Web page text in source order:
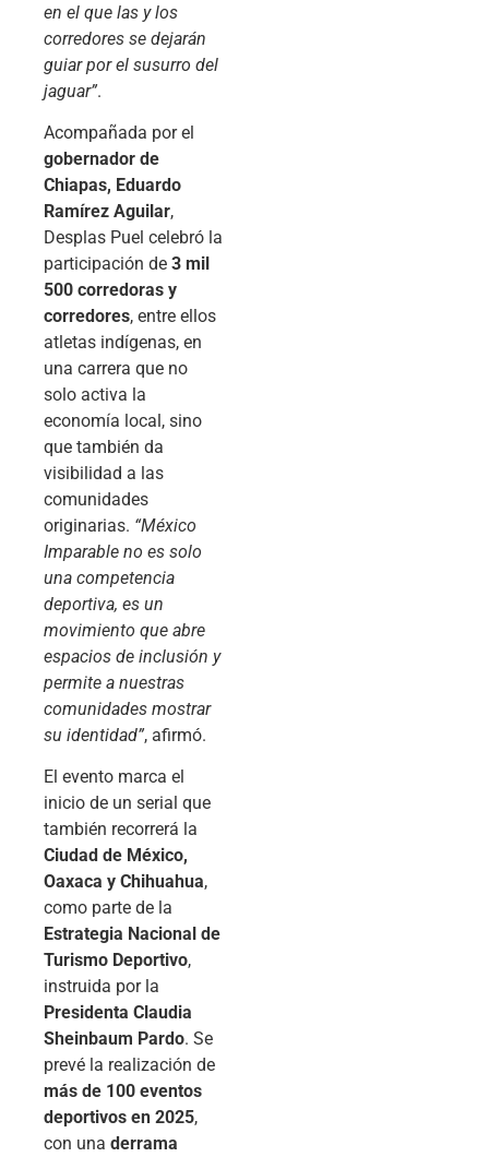
en el que las y los
corredores se dejarán
guiar por el susurro del
jaguar”.
Acompañada por el
gobernador de
Chiapas, Eduardo
Ramírez Aguilar,
Desplas Puel celebró la
participación de 3 mil
500 corredoras y
corredores, entre ellos
atletas indígenas, en
una carrera que no
solo activa la
economía local, sino
que también da
visibilidad a las
comunidades
originarias. “México
Imparable no es solo
una competencia
deportiva, es un
movimiento que abre
espacios de inclusión y
permite a nuestras
comunidades mostrar
su identidad”, afirmó.
El evento marca el
inicio de un serial que
también recorrerá la
Ciudad de México,
Oaxaca y Chihuahua,
como parte de la
Estrategia Nacional de
Turismo Deportivo,
instruida por la
Presidenta Claudia
Sheinbaum Pardo. Se
prevé la realización de
más de 100 eventos
deportivos en 2025,
con una derrama